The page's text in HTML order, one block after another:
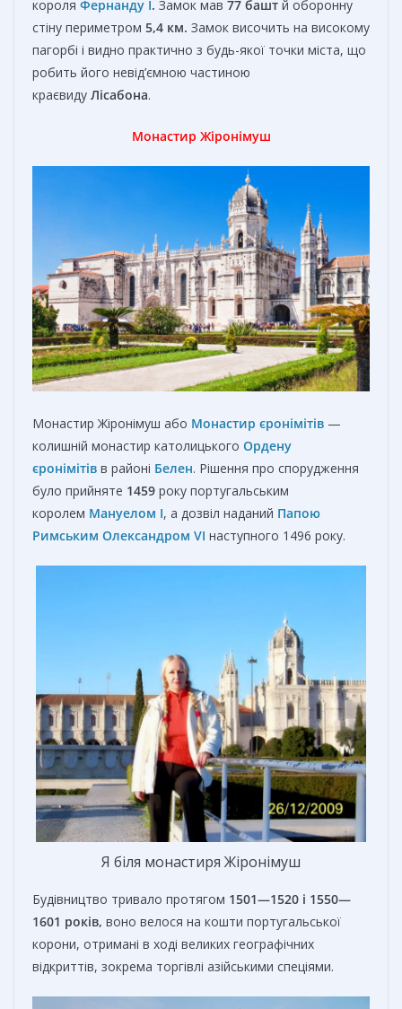
короля Фернанду I. Замок мав 77 башт й оборонну
стіну периметром 5,4 км. Замок височить на високому
пагорбі і видно практично з будь-якої точки міста, що
робить його невід’ємною частиною
краєвиду Лісабона.
Монастир Жіронімуш
Монастир Жіронімуш або Монастир єронімітів —
колишній монастир католицького Ордену
єронімітів в районі Белен. Рішення про спорудження
було прийняте 1459 року португальським
королем Мануелом І, а дозвіл наданий Папою
Римським Олександром VI наступного 1496 року.
Я біля монастиря Жіронімуш
Будівництво тривало протягом 1501—1520 і 1550—
1601 років, воно велося на кошти португальської
корони, отримані в ході великих географічних
відкриттів, зокрема торгівлі азійськими спеціями.